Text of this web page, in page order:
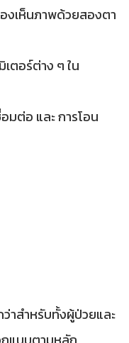
งเห็นภาพด้วยสองตา
ตอร์ต่าง ๆ ใน
มต่อ และ การโอน
าสำหรับทั้งผู้ป่วยและ